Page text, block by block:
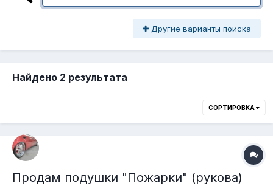
Другие варианты поиска
Найдено 2 результата
СОРТИРОВКА
Продам подушки "Пожарки" (рукова)